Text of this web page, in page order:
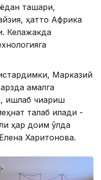
ташқари,
ҳатто Африка
Келажакда
Марказий
амалга
ишлаб чиқариш
талаб қилади -
ҳар доим қўлда
Харитонова.